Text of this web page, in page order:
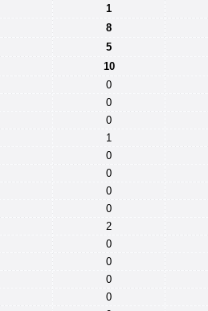
1
8
5
10
0
0
0
1
0
0
0
0
2
0
0
0
0